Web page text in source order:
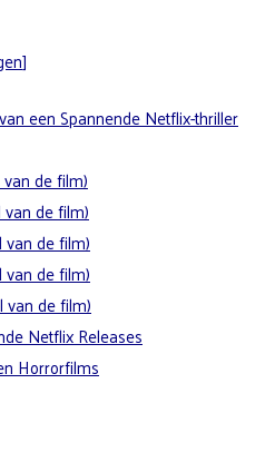
]
een Spannende Netflix-thriller
de film)
van de film)
van de film)
van de film)
van de film)
Netflix Releases
Horrorfilms